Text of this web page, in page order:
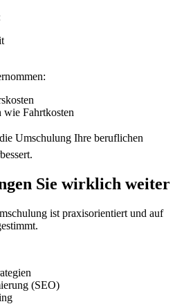
wie Fahrtkosten
Umschulung Ihre beruflichen
Sie wirklich weiter
ist praxisorientiert und auf
(SEO)